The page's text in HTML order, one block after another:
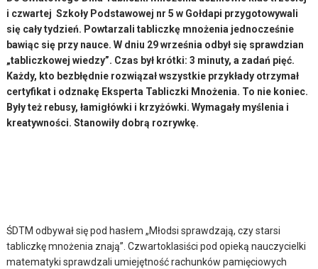
i czwartej Szkoły Podstawowej nr 5 w Gołdapi przygotowywali
się cały tydzień. Powtarzali tabliczkę mnożenia jednocześnie
bawiąc się przy nauce. W dniu 29 września odbył się sprawdzian
„tabliczkowej wiedzy”. Czas był krótki: 3 minuty, a zadań pięć.
Każdy, kto bezbłędnie rozwiązał wszystkie przykłady otrzymał
certyfikat i odznakę Eksperta Tabliczki Mnożenia. To nie koniec.
Były też rebusy, łamigłówki i krzyżówki. Wymagały myślenia i
kreatywności. Stanowiły dobrą rozrywkę.
ŚDTM odbywał się pod hasłem „Młodsi sprawdzają, czy starsi
tabliczkę mnożenia znają”. Czwartoklasiści pod opieką nauczycielki
matematyki sprawdzali umiejętność rachunków pamięciowych